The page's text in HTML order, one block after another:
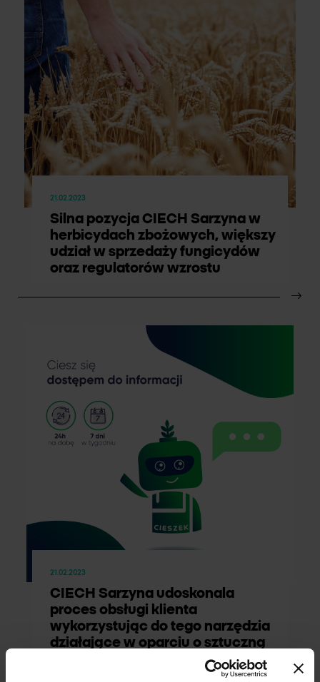
21.02.2023
Silna pozycja CIECH Sarzyna w
herbicydach zbożowych, większy
udział w sprzedaży fungicydów
oraz regulatorów wzrostu
21.02.2023
CIECH Sarzyna udoskonala
proces obsługi klienta
wykorzystując do tego narzędzia
działające w oparciu o sztuczną